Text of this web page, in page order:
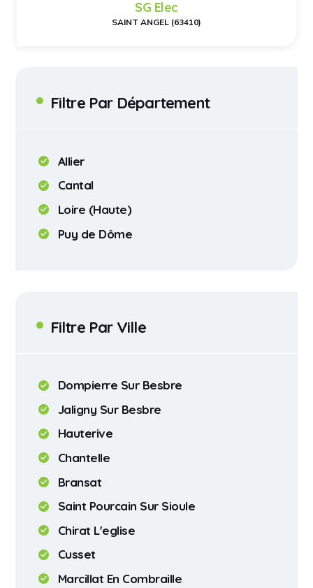
Filtre Par Département
Allier
Cantal
Loire (Haute)
Puy de Dôme
Filtre Par Ville
Dompierre Sur Besbre
Jaligny Sur Besbre
Hauterive
Chantelle
Bransat
Saint Pourcain Sur Sioule
Chirat L'eglise
Cusset
Marcillat En Combraille
SG Elec
SAINT ANGEL (63410)